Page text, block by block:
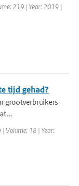
219 | Year: 2019 |
tijd gehad?
grootverbruikers
Volume: 18 | Year: